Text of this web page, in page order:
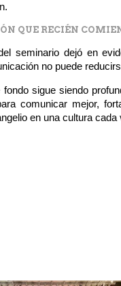
QUE RECIÉN
seminario dejó en
no puede
fondo sigue siendo
comunicar mejor,
en una cultura cada